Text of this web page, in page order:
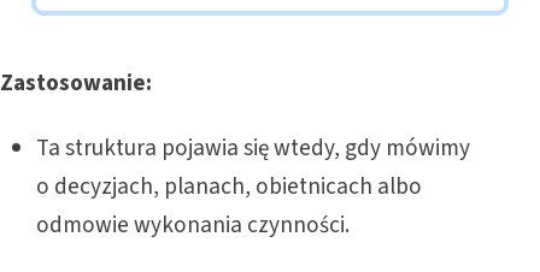
Zastosowanie:
Ta struktura pojawia się wtedy, gdy mówimy
o decyzjach, planach, obietnicach albo
odmowie wykonania czynności.